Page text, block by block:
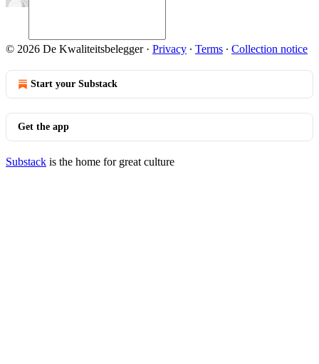
© 2026 De Kwaliteitsbelegger· Privacy ∙ Terms ∙ Collection notice
Start your Substack
Get the app
Substack is the home for great culture